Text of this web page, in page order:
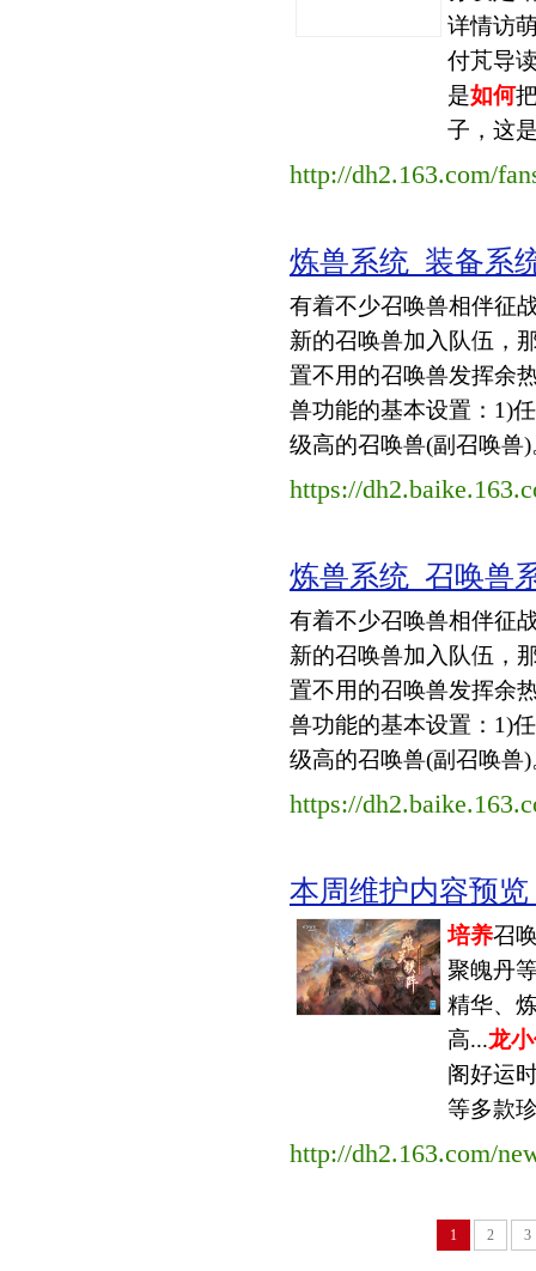
详情访
付芃导
是如何
子，这
http://dh2.163.com/
炼兽系统_装备系
有着不少召唤兽相伴征
新的召唤兽加入队伍，
置不用的召唤兽发挥余
兽功能的基本设置：1)
级高的召唤兽(副召唤兽
https://
炼兽系统_召唤兽
有着不少召唤兽相伴征
新的召唤兽加入队伍，
置不用的召唤兽发挥余
兽功能的基本设置：1)
级高的召唤兽(副召唤兽
https://
本周维护内容预览
培养召
聚魄丹
精华、
高...龙
阁好运
等多款
http://dh2.163.com/
1 2 3